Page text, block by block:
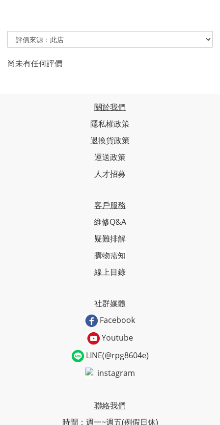
尚未有任何評價
關於我們
隱私權政策
退換貨政策
運送政策
人才招募
客戶服務
維修Q&A
疑難排解
購物需知
線上目錄
社群媒體
Facebook
Youtube
LINE(@rpg8604e)
instagram
聯絡我們
時間：週一~週五(例假日休)